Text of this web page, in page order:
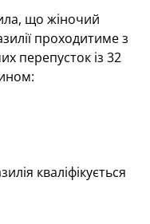
що жіночий
проходитиме з
перепусток із 32
кваліфікується